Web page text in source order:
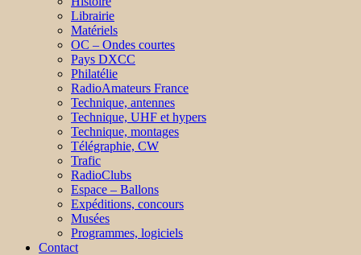
Librairie
Matériels
OC – Ondes courtes
Pays DXCC
Philatélie
RadioAmateurs France
Technique, antennes
Technique, UHF et hypers
Technique, montages
Télégraphie, CW
Trafic
RadioClubs
Espace – Ballons
Expéditions, concours
Musées
Programmes, logiciels
Contact